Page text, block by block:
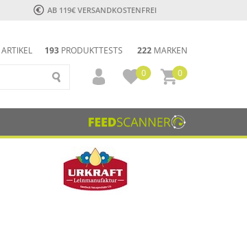
AB 119€ VERSANDKOSTENFREI
193 PRODUKTTESTS 222 MARKEN
ARTIKEL
0
0